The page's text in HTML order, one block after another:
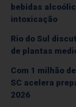
bebidas
intoxicação
Rio do Sul
de plantas
Com 1 milhão
SC acelera
2026